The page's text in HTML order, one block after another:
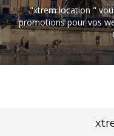
"xtrem location "
promotions pour vos